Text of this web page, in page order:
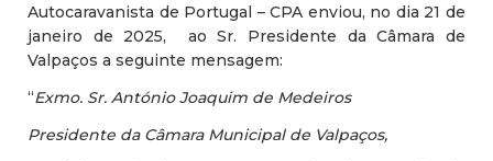
Autocaravanista de Portugal – CPA enviou, no dia 21 de
janeiro de 2025, ao Sr. Presidente da Câmara de
Valpaços a seguinte mensagem:
“Exmo. Sr. António Joaquim de Medeiros
Presidente da Câmara Municipal de Valpaços,